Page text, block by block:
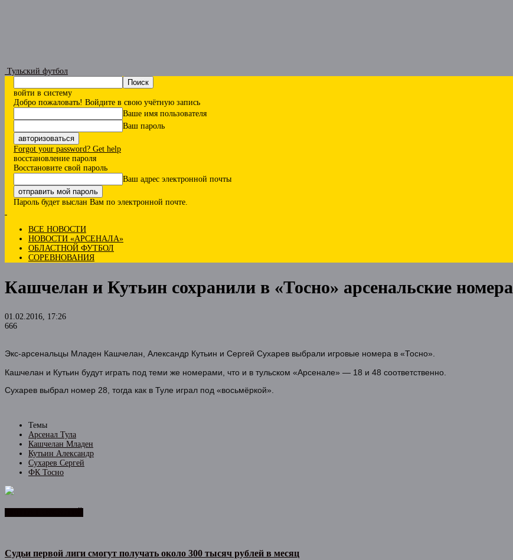
Тульский футбол
войти в систему
Добро пожаловать! Войдите в свою учётную запись
Ваше имя пользователя
Ваш пароль
Forgot your password? Get help
восстановление пароля
Восстановите свой пароль
Ваш адрес электронной почты
Пароль будет выслан Вам по электронной почте.
ВСЕ НОВОСТИ
НОВОСТИ «АРСЕНАЛА»
ОБЛАСТНОЙ ФУТБОЛ
СОРЕВНОВАНИЯ
Кашчелан и Кутьин сохранили в «Тосно» арсенальские номера
01.02.2016, 17:26
666
Экс-арсенальцы Младен Кашчелан, Александр Кутьин и Сергей Сухарев выбрали игровые номера в «Тосно».
Кашчелан и Кутьин будут играть под теми же номерами, что и в тульском «Арсенале» — 18 и 48 соответственно.
Сухарев выбрал номер 28, тогда как в Туле играл под «восьмёркой».
Темы
Арсенал Тула
Кашчелан Младен
Кутьин Александр
Сухарев Сергей
ФК Тосно
Судьи первой лиги смогут получать около 300 тысяч рублей в месяц